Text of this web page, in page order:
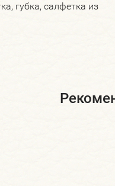
губка, салфетка из